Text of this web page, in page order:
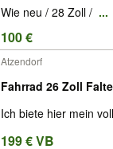
Wie neu / 28 Zoll / ...
100 €
Atzendorf
Fahrrad 26 Zoll
Ich biete hier mein
199 € VB